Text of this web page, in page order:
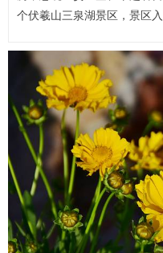
个伏羲山三泉湖景区，景区入